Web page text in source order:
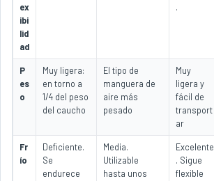
ex
ibi
lid
ad
.
P
es
o
Muy ligera:
en torno a
1/4 del peso
del caucho
El tipo de
manguera de
aire más
pesado
Muy
ligera y
fácil de
transport
ar
Fr
ío
Deficiente.
Se
endurece
Media.
Utilizable
hasta unos
Excelente
. Sigue
flexible